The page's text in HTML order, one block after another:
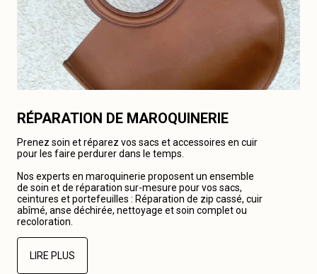
RÉPARATION DE MAROQUINERIE
Prenez soin et réparez vos sacs et accessoires en cuir
pour les faire perdurer dans le temps.
Nos experts en maroquinerie proposent un ensemble
de soin et de réparation sur-mesure pour vos sacs,
ceintures et portefeuilles : Réparation de zip cassé, cuir
abîmé, anse déchirée, nettoyage et soin complet ou
recoloration.
LIRE PLUS